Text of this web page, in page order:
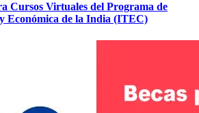
Cursos Virtuales del Programa de
Económica de la India (ITEC)